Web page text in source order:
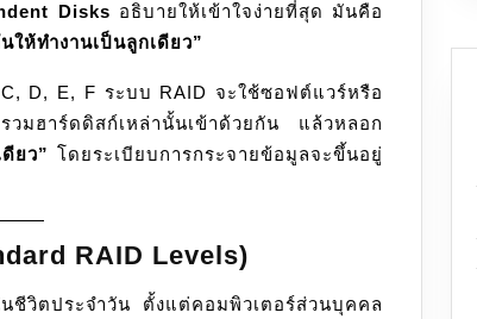
Disks อธิบายให้เข้าใจง่ายที่สุด มันคือ
ให้ทำงานเป็นลูกเดียว”
D, E, F ระบบ RAID จะใช้ซอฟต์แวร์หรือ
มฮาร์ดดิสก์เหล่านั้นเข้าด้วยกัน แล้วหลอก
ยว” โดยระเบียบการกระจายข้อมูลจะขึ้นอยู่
RAID Levels)
ชีวิตประจำวัน ตั้งแต่คอมพิวเตอร์ส่วนบุคคล